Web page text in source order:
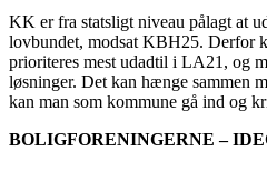
KK er fra statsligt niveau pålagt at
lovbundet, modsat KBH25. Derfor
prioriteres mest udadtil i LA21, og
løsninger. Det kan hænge sammen
kan man som kommune gå ind og
BOLIGFORENINGERNE –